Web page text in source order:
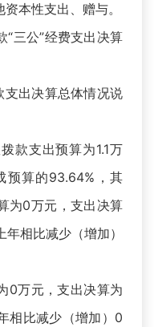
本性支出、赠与。
“三公”经费支出决算
支出决算总体情况说
款支出预算为1.1万
预算的93.64%，其
为0万元，支出决算
相比减少（增加）
0万元，支出决算为
相比减少（增加）0